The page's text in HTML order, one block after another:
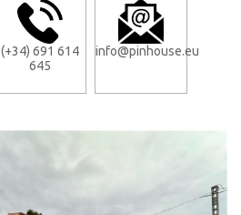
(+34) 691 614
645
info@pinhouse.eu